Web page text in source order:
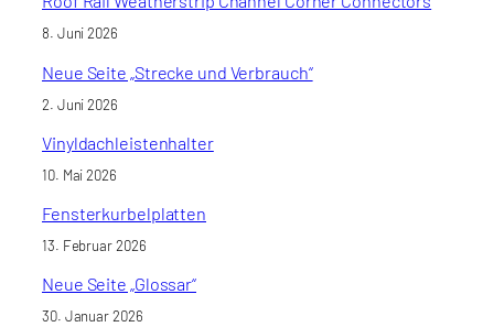
8. Juni 2026
Neue Seite „Strecke und Verbrauch“
2. Juni 2026
Vinyldachleistenhalter
10. Mai 2026
Fensterkurbelplatten
13. Februar 2026
Neue Seite „Glossar“
30. Januar 2026